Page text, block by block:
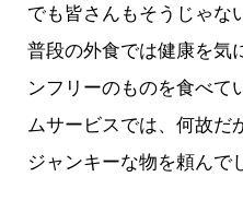
でも皆さんもそうじゃな
普段の外食では健康を気
ンフリーのものを食べて
ムサービスでは、何故だ
ジャンキーな物を頼んで